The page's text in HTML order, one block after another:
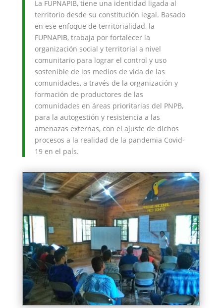
La FUPNAPIB, tiene una identidad ligada al
territorio desde su constitución legal. Basado
en ese enfoque de territorialidad, la
FUPNAPIB, trabaja por fortalecer la
organización social y territorial a nivel
comunitario para lograr el control y uso
sostenible de los medios de vida de las
comunidades, a través de la organización y
formación de productores de las
comunidades en áreas prioritarias del PNPB,
para la autogestión y resistencia a las
amenazas externas, con el ajuste de dichos
procesos a la realidad de la pandemia Covid-
19 en el país.